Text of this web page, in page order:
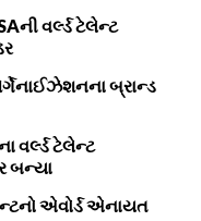
વર્લ્ડ ટેલેન્ટ
બ્રાન્ડ
વર્લ્ડ ટેલેન્ટ
બન્યા
એવોર્ડ એનાયત